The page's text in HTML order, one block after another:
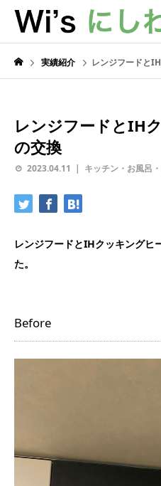
実績紹介 レンジフードと
レンジフードとIH
の交換
2023.04.11 キッチン・お風呂
レンジフードとIHクッキングヒ
た。
Before